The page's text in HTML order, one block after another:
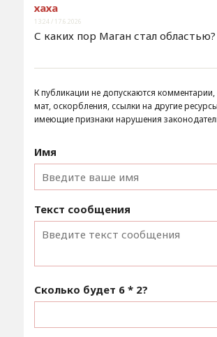
хаха
13:24 / 17.6.2026
С каких пор Маган стал областью?
К публикации не допускаются
мат, оскорбления, ссылки на другие
имеющие признаки нарушения
Имя
Текст сообщения
Сколько будет 6 * 2?